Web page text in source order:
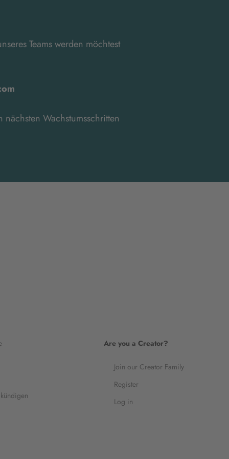
Teams werden möchtest
Wachstumsschritten
Are you a Creator?
Join our Creator Family
Register
Log in